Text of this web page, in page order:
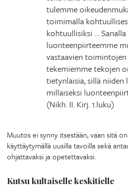
tulemme
toimimalla
kohtuullisiksi …
luonteenpiirteemme
vastaavien toimintojen
tekemiemme tekojen
tietynlaisia, sillä niiden
millaiseksi
(Nikh. II. Kirj. 1.luku)
Muutos ei synny itsestään, vaan sitä
käyttäytymällä uusilla tavoilla sekä
ohjattavaksi ja opetettavaksi.
Kutsu kultaiselle keskitielle